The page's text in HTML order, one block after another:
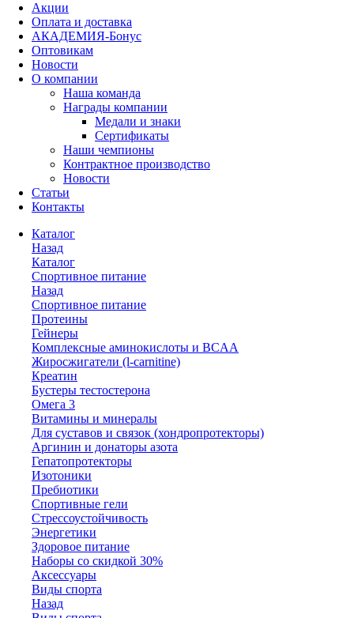
Акции
Оплата и доставка
АКАДЕМИЯ-Бонус
Оптовикам
Новости
О компании
Наша команда
Награды компании
Медали и знаки
Сертификаты
Наши чемпионы
Контрактное производство
Новости
Статьи
Контакты
Каталог
Назад
Каталог
Спортивное питание
Назад
Спортивное питание
Протеины
Гейнеры
Комплексные аминокислоты и BCAA
Жиросжигатели (l-carnitine)
Креатин
Бустеры тестостерона
Омега 3
Витамины и минералы
Для суставов и связок (хондропротекторы)
Аргинин и донаторы азота
Гепатопротекторы
Изотоники
Пребиотики
Спортивные гели
Стрессоустойчивость
Энергетики
Здоровое питание
Наборы со скидкой 30%
Аксессуары
Виды спорта
Назад